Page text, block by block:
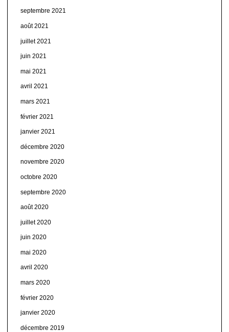
septembre 2021
août 2021
juillet 2021
juin 2021
mai 2021
avril 2021
mars 2021
février 2021
janvier 2021
décembre 2020
novembre 2020
octobre 2020
septembre 2020
août 2020
juillet 2020
juin 2020
mai 2020
avril 2020
mars 2020
février 2020
janvier 2020
décembre 2019